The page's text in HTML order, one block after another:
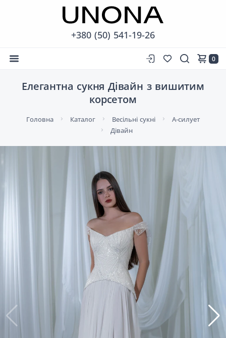
+380 (50) 541-19-26
0
Елегантна сукня Дівайн з вишитим
корсетом
Головна Каталог Весільні сукні
А-силует
Дівайн